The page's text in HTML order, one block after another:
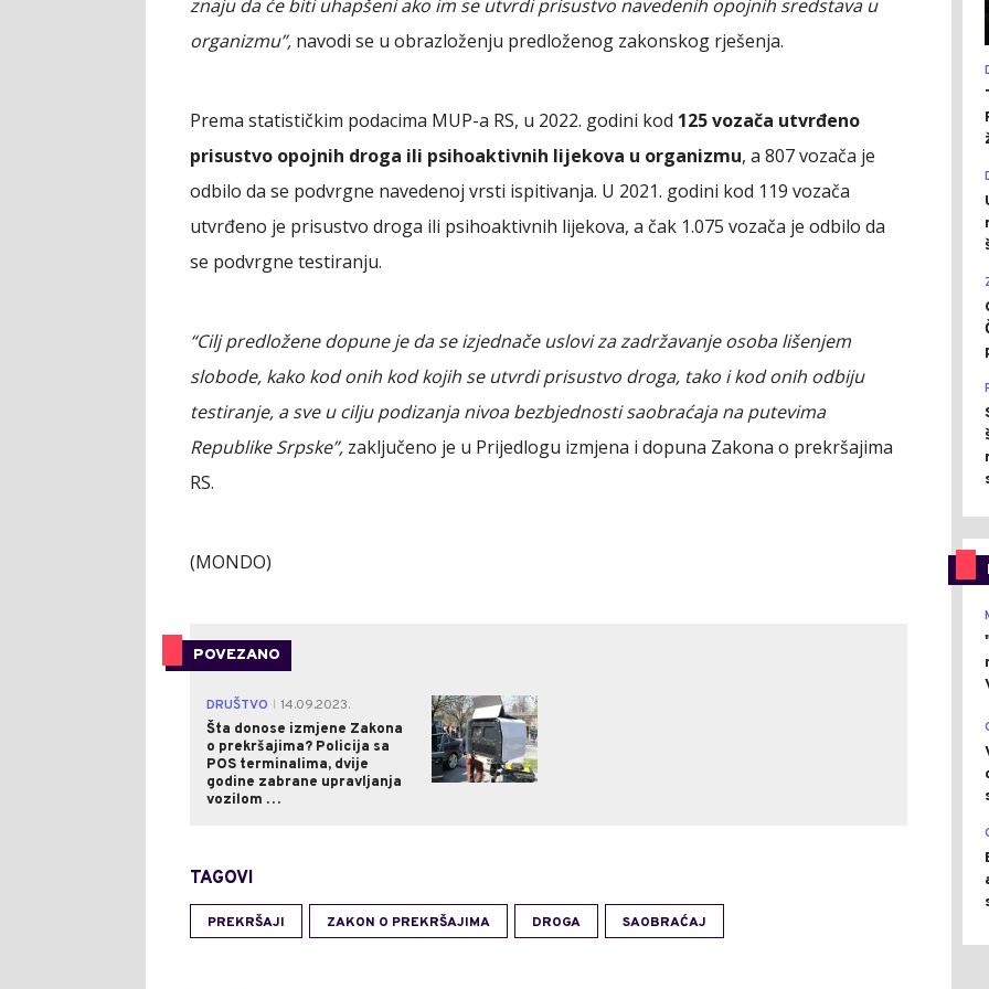
znaju da će biti uhapšeni ako im se utvrdi prisustvo navedenih opojnih sredstava u
organizmu”, navodi se u obrazloženju predloženog zakonskog rješenja.
Prema statističkim podacima MUP-a RS, u 2022. godini kod 125 vozača utvrđeno
prisustvo opojnih droga ili psihoaktivnih lijekova u organizmu, a 807 vozača je
odbilo da se podvrgne navedenoj vrsti ispitivanja. U 2021. godini kod 119 vozača
utvrđeno je prisustvo droga ili psihoaktivnih lijekova, a čak 1.075 vozača je odbilo da
se podvrgne testiranju.
“Cilj predložene dopune je da se izjednače uslovi za zadržavanje osoba lišenjem
slobode, kako kod onih kod kojih se utvrdi prisustvo droga, tako i kod onih odbiju
testiranje, a sve u cilju podizanja nivoa bezbjednosti saobraćaja na putevima
Republike Srpske”, zaključeno je u Prijedlogu izmjena i dopuna Zakona o prekršajima
RS.
(MONDO)
POVEZANO
DRUŠTVO
14.09.2023.
Šta donose izmjene Zakona
o prekršajima? Policija sa
POS terminalima, dvije
godine zabrane upravljanja
vozilom …
0
TAGOVI
PREKRŠAJI ZAKON O PREKRŠAJIMA DROGA SAOBRAĆAJ